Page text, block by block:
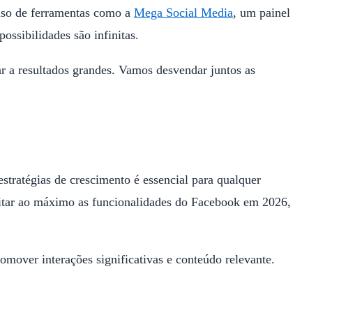
de ferramentas como a Mega Social Media, um painel
são infinitas.
a resultados grandes. Vamos desvendar juntos as
de crescimento é essencial para qualquer
ao máximo as funcionalidades do Facebook em 2026,
interações significativas e conteúdo relevante.